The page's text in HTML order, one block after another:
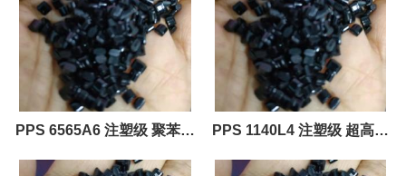
PPS 6565A6 注塑级 聚苯硫
醚PPS
PPS 1140L4 注塑级 超高韧
性 刚性，高 高强度 可焊接